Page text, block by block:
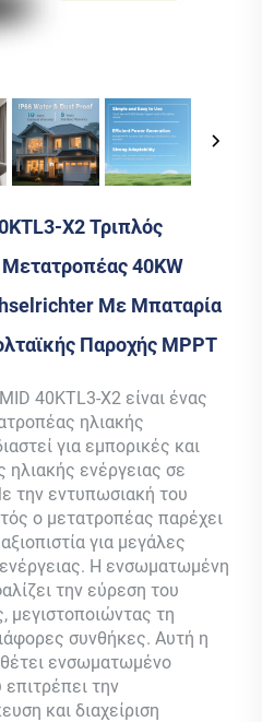
X2 Τριπλός
40KW
Με Μπαταρία
Παροχής MPPT
40KTL3-X2 είναι ένας
ηλιακής
για εμπορικές και
ηλιακής ενέργειας σε
την εντυπωσιακή του
ο μετατροπέας παρέχει
για μεγάλες
Η ενσωματωμένη
την εύρεση του
μεγιστοποιώντας τη
συνθήκες. Αυτή η
ενσωματωμένο
την
και διαχείριση